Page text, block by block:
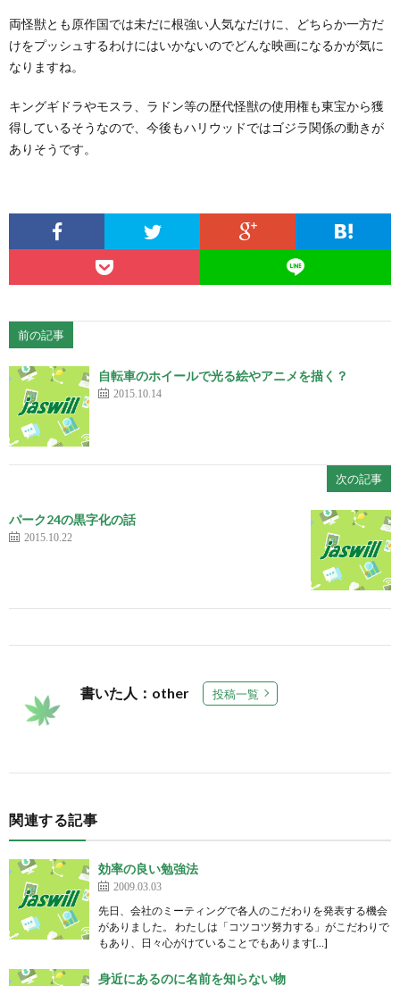
両怪獣とも原作国では未だに根強い人気なだけに、どちらか一方だ
けをプッシュするわけにはいかないのでどんな映画になるかが気に
なりますね。
キングギドラやモスラ、ラドン等の歴代怪獣の使用権も東宝から獲
得しているそうなので、今後もハリウッドではゴジラ関係の動きが
ありそうです。
前の記事
自転車のホイールで光る絵やアニメを描く？
2015.10.14
次の記事
パーク24の黒字化の話
2015.10.22
書いた人：other 投稿一覧
関連する記事
効率の良い勉強法
2009.03.03
先日、会社のミーティングで各人のこだわりを発表する機会
がありました。 わたしは「コツコツ努力する」がこだわりで
もあり、日々心がけていることでもあります[…]
身近にあるのに名前を知らない物